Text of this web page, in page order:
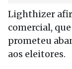
Lighthizer
comercial,
prometeu
aos eleitores.